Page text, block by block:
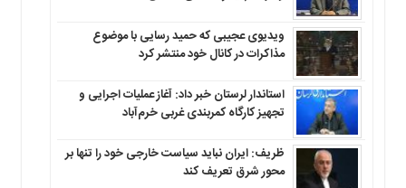
ویدیوی عجیبی که حمید رسایی با موضوع
مذاکرات در کانال خود منتشر کرد
استاندار لرستان خبر داد: آغاز عملیات اجرایی و
تجهیز کارگاه کمربندی غربی خرم‌آباد
ظریف: ایران نباید سیاست خارجی خود را تنها بر
محور شرق تعریف کند